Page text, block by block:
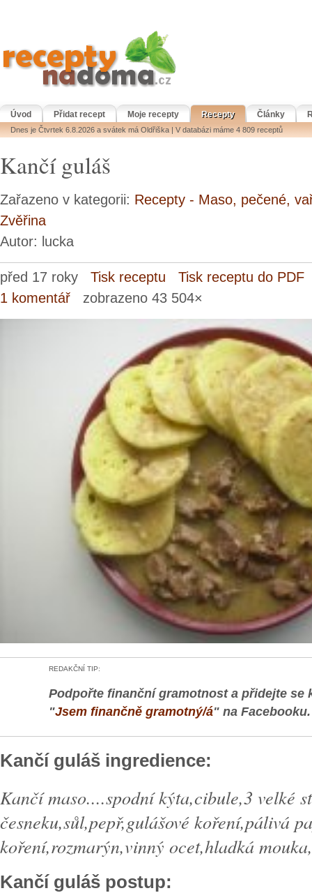
Úvod Přidat recept Moje recepty Recepty Články
Dnes je Čtvrtek 6.8.2026 a svátek má Oldřiška | V databázi máme 4 809 receptů
Kančí guláš
Zařazeno v kategorii: Recepty - Maso, pečené,
Zvěřina
Autor: lucka
před 17 roky Tisk receptu
Tisk receptu do PDF
1 komentář zobrazeno 43 504×
REDAKČNÍ TIP:
Podpořte finanční gramotnost a přidejte se
"Jsem finančně gramotný/á" na Facebooku.
Kančí guláš ingredience:
Kančí maso....spodní kýta,cibule,3 velké
česneku,sůl,pepř,gulášové koření,pálivá
koření,rozmarýn,vinný ocet,hladká
Kančí guláš postup: